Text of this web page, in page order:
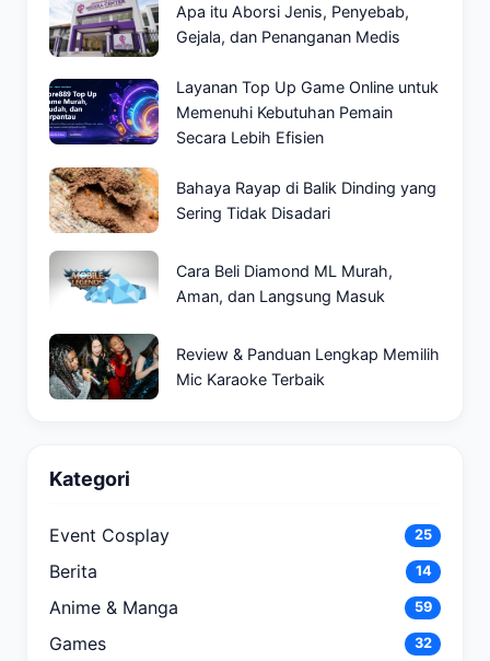
Apa itu Aborsi Jenis, Penyebab,
Gejala, dan Penanganan Medis
Layanan Top Up Game Online untuk
Memenuhi Kebutuhan Pemain
Secara Lebih Efisien
Bahaya Rayap di Balik Dinding yang
Sering Tidak Disadari
Cara Beli Diamond ML Murah,
Aman, dan Langsung Masuk
Review & Panduan Lengkap Memilih
Mic Karaoke Terbaik
Kategori
Event Cosplay 25
Berita 14
Anime & Manga 59
Games 32